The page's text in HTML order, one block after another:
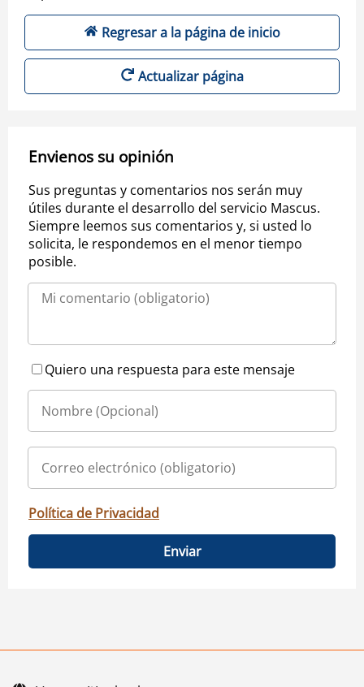
Regresar a la página de inicio
Actualizar página
Envienos su opinión
Sus preguntas y comentarios nos serán muy
útiles durante el desarrollo del servicio Mascus.
Siempre leemos sus comentarios y, si usted lo
solicita, le respondemos en el menor tiempo
posible.
Quiero una respuesta para este mensaje
Política de Privacidad
Enviar